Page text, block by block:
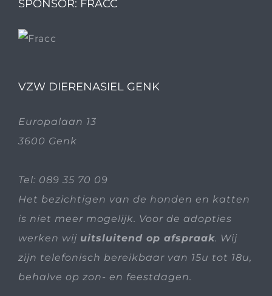
SPONSOR: FRACC
VZW DIERENASIEL GENK
Europalaan 13
3600 Genk
Tel: 089 35 70 09
Het bezichtigen van de honden en katten
is niet meer mogelijk. Voor de adopties
werken wij uitsluitend op afspraak. Wij
zijn telefonisch bereikbaar van 15u tot 18u,
behalve op zon- en feestdagen.